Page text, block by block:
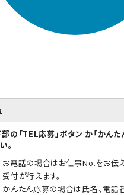
の「TEL応募」ボタン か「かんた
。
お電話の場合はお仕事No.をお伝
受付が行えます。
かんたん応募の場合は氏名、電話